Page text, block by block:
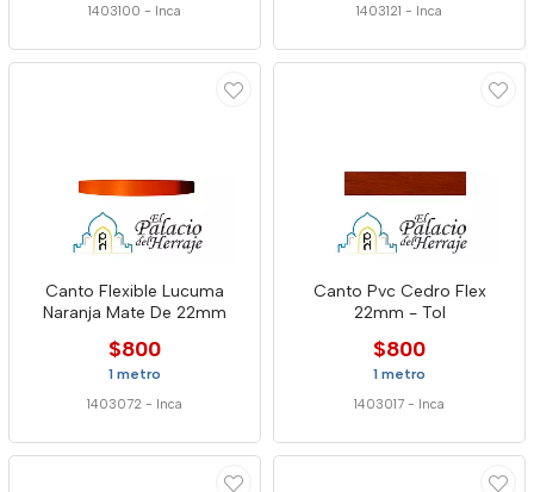
1403100 - Inca 1403121 - Inca
Canto Flexible Lucuma
Naranja Mate De 22mm
$800
1 metro
1403072 - Inca
Canto Pvc Cedro Flex
22mm - Tol
$800
1 metro
1403017 - Inca